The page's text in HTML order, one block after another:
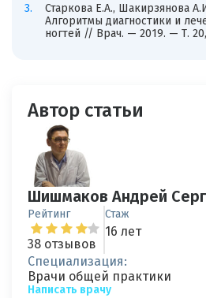
Старкова Е.А., Шакирзянова
Алгоритмы диагностики и
ногтей // Врач. — 2019. — Т.
Автор статьи
Шишмаков Андрей
Рейтинг
38 отзывов
Стаж
16 лет
Специализация:
Врачи общей практики
Написать врачу